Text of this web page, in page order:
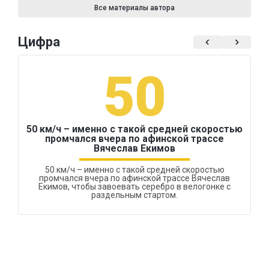
Все материалы автора
Цифра
50
50 км/ч – именно с такой средней скоростью
промчался вчера по афинской трассе
Вячеслав Екимов
50 км/ч – именно с такой средней скоростью
промчался вчера по афинской трассе Вячеслав
Екимов, чтобы завоевать серебро в велогонке с
раздельным стартом.